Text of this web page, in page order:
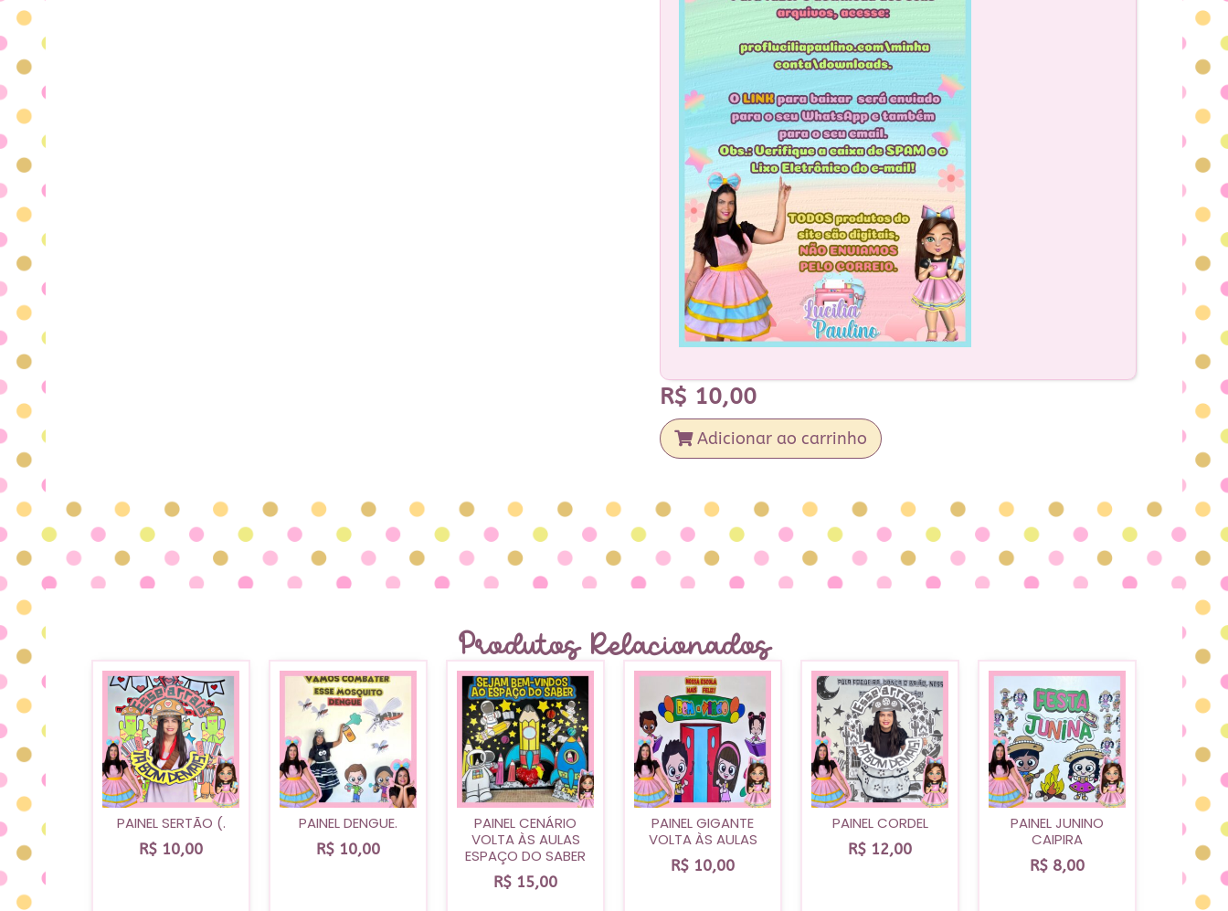
R$ 10,00
Adicionar ao carrinho
Produtos Relacionados
PAINEL SERTÃO (.
R$ 10,00
PAINEL DENGUE.
R$ 10,00
PAINEL CENÁRIO
VOLTA ÀS AULAS
ESPAÇO DO SABER
R$ 15,00
PAINEL GIGANTE
VOLTA ÀS AULAS
R$ 10,00
PAINEL CORDEL
R$ 12,00
PAINEL JUNINO
CAIPIRA
R$ 8,00